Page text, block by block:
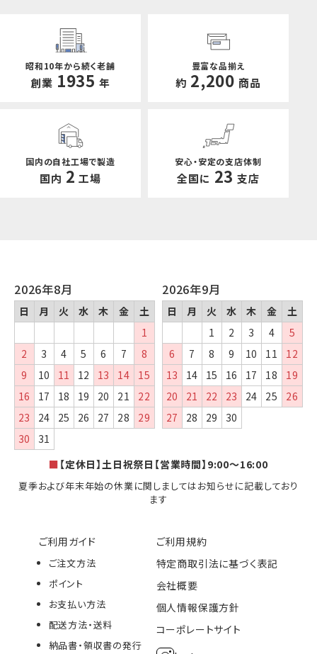
・長3封筒 クラフト CoC 70 枠なし
・角2封筒 クラフト CoC 85 枠あり
※FSC®森林認証製品で、ビジネスからフォーマ
ルまで幅広くお使いいただける環境対応型の封
2025年12月09日
年末年始休業のお知らせ
12/27(土)～1/4(日)は誠に勝手ではございます
い申し上げます。
【NEW】ホワイトケントCoC封筒にダイヤ貼とカ
マス貼の「洋2 郵便番号枠なし」3点を新発売し
ました。
※FSC®森林認証製品で、ビジネスからフォーマ
ルまで幅広くお使いいただける環境対応型の封
筒です。
2025年11月04日
【NEW】2026年 午年 お年玉付き年賀はがきへの
絵柄印刷・箔押加工の販売を開始しました。
2025年09月22日
【NEW】洋2封筒 ホワイトケント CoC 100 ダイヤ
※FSC®森林認証製品で、ビジネスからフォーマ
ルまで幅広くお使いいただける環境対応型の封
筒です。
昭和10年から続く老舗
創業 1935 年
豊富な品揃え
約 2,200 商品
国内の自社工場で製造
国内 2 工場
安心・安定の支店体制
全国に 23 支店
ご利用ガイド
ご注文方法
ポイント
お支払い方法
配送方法・送料
納品書・領収書の発行
ご利用規約
特定商取引法に基づく表記
会社概要
個人情報保護方針
コーポレートサイト
2026年8月
日 月 火 水 木 金
土
1
2
3 4 5 6 7
8
9
10 11 12 13 14
15
16
17 18 19 20 21
22
23
24 25 26 27 28
29
30
31
2026年9月
日 月 火 水 木 金
土
1
2 3 4
5
6
7 8 9 10 11
12
13
14 15 16 17 18
19
20
21 22 23 24 25
26
27
28 29 30
■ 【定休日】土日祝祭日【営業時間】9:00～16:00
夏季および年末年始の休業に関しましてはお知らせに記載しており
ます